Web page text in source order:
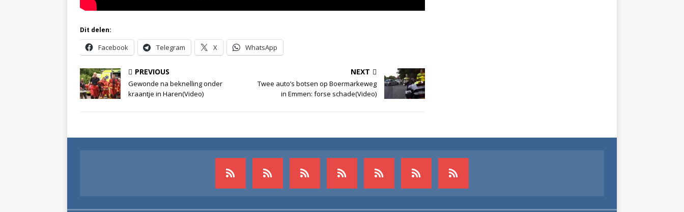
Dit delen:
Facebook Telegram X WhatsApp
PREVIOUS
Gewonde na beknelling onder
kraantje in Haren(Video)
NEXT
Twee auto’s botsen op Boermarkeweg
in Emmen: forse schade(Video)